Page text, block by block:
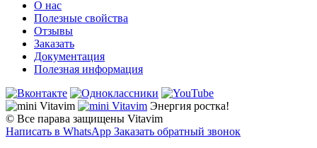
О нас
Полезные свойства
Отзывы
Заказать
Документация
Полезная информация
Энергия ростка!
© Все парава защищены Vitavim
Написать в WhatsApp Заказать обратный звонок